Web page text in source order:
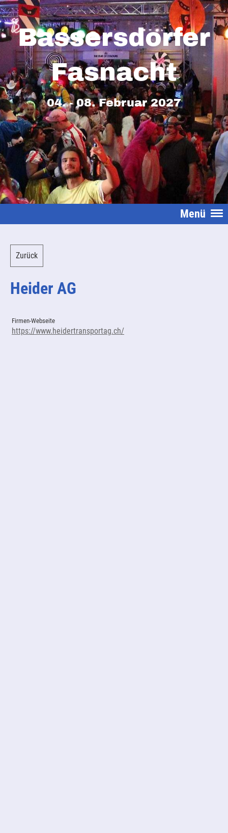
Bassersdorfer
Fasnacht
04. - 08. Februar 2027
Menü
Zurück
Heider AG
Firmen-Webseite
https://www.heidertransportag.ch/